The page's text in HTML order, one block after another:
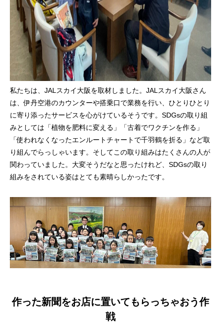
私たちは、JALスカイ大阪を取材しました。JALスカイ大阪さん
は、伊丹空港のカウンターや搭乗口で業務を行い、ひとりひとり
に寄り添ったサービスを心がけているそうです。SDGsの取り組
みとしては「植物を肥料に変える」「古着でワクチンを作る」
「使われなくなったエンルートチャートで千羽鶴を折る」など取
り組んでらっしゃいます。そしてこの取り組みはたくさんの人が
関わっていました。大変そうだなと思ったけれど、SDGsの取り
組みをされている姿はとても素晴らしかったです。
作った新聞をお店に置いてもらっちゃおう作
戦